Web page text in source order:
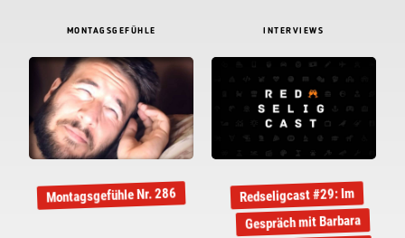
MONTAGSGEFÜHLE
Montagsgefühle Nr. 286
INTERVIEWS
Redseligcast #29: Im
Gespräch mit Barbara